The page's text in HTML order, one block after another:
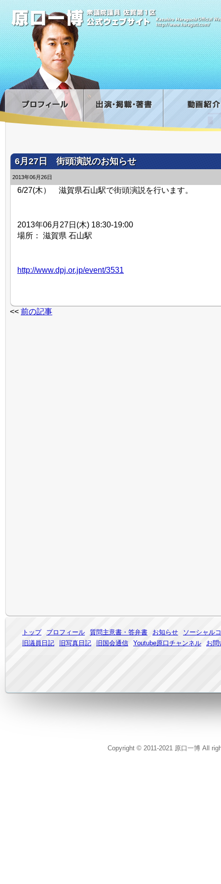
6月27日 街頭演説のお知らせ
2013年06月26日
6/27(木） 滋賀県石山駅で街頭演説を行います。
2013年06月27日(木) 18:30-19:00
場所： 滋賀県 石山駅
http://www.dpj.or.jp/event/3531
<< 前の記事
トップ プロフィール 質問主意書・答弁書 お知らせ
ソーシャル
旧議員日記
旧写真日記 旧国会通信 Youtube原口チャンネル お問
Copyright © 2011-2021 原口一博 All